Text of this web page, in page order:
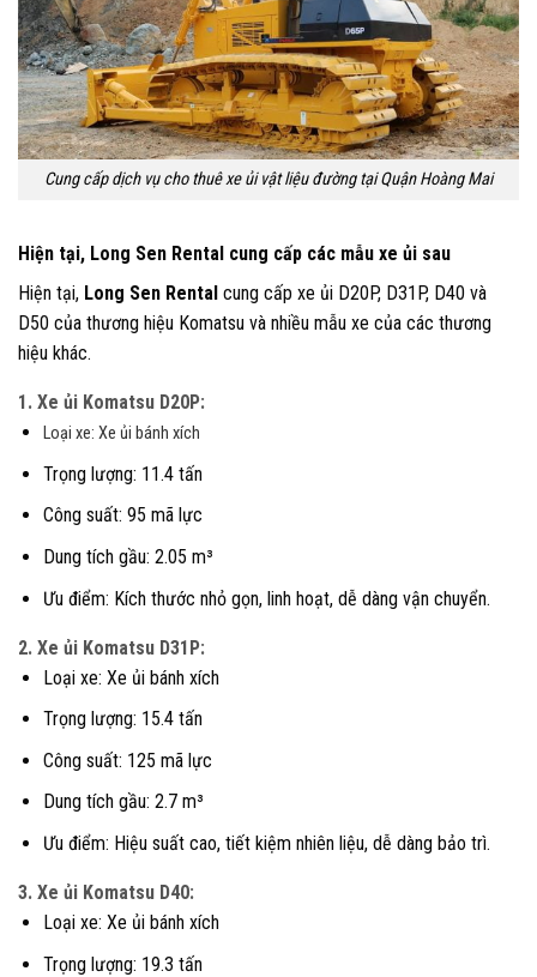
Cung cấp dịch vụ cho thuê xe ủi vật liệu đường tại Quận Hoàng Mai
Hiện tại, Long Sen Rental cung cấp các mẫu xe ủi sau
Hiện tại, Long Sen Rental cung cấp xe ủi D20P, D31P, D40 và
D50 của thương hiệu Komatsu và nhiều mẫu xe của các thương
hiệu khác.
1. Xe ủi Komatsu D20P:
Loại xe: Xe ủi bánh xích
Trọng lượng: 11.4 tấn
Công suất: 95 mã lực
Dung tích gầu: 2.05 m³
Ưu điểm: Kích thước nhỏ gọn, linh hoạt, dễ dàng vận chuyển.
2. Xe ủi Komatsu D31P:
Loại xe: Xe ủi bánh xích
Trọng lượng: 15.4 tấn
Công suất: 125 mã lực
Dung tích gầu: 2.7 m³
Ưu điểm: Hiệu suất cao, tiết kiệm nhiên liệu, dễ dàng bảo trì.
3. Xe ủi Komatsu D40:
Loại xe: Xe ủi bánh xích
Trọng lượng: 19.3 tấn